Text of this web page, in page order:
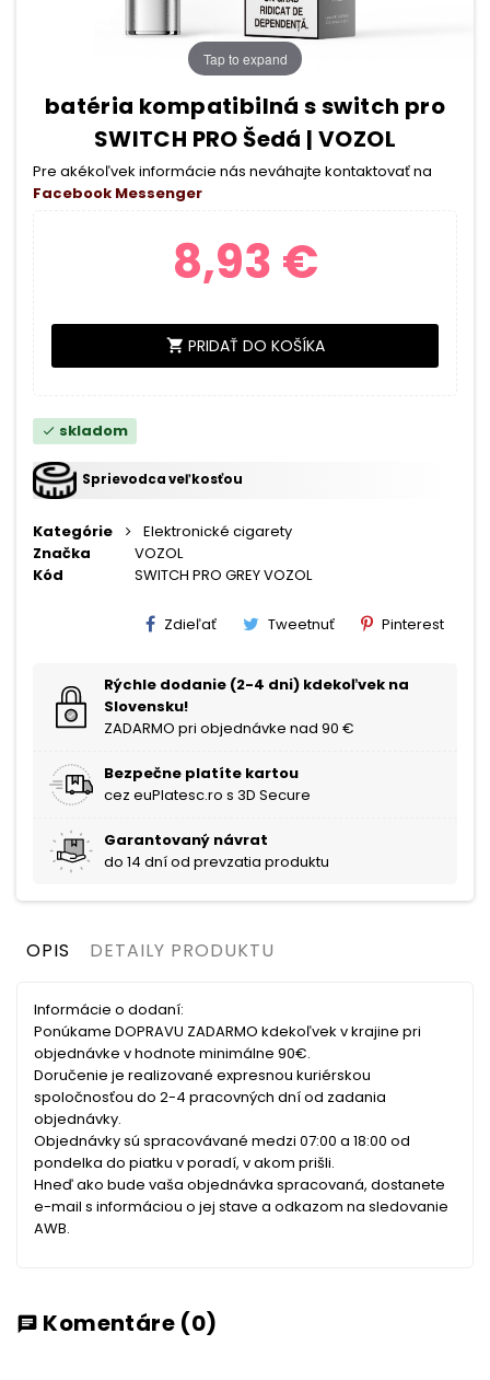
Tap to expand
batéria kompatibilná s switch pro
SWITCH PRO Šedá | VOZOL
Pre akékoľvek informácie nás neváhajte kontaktovať na
Facebook Messenger
8,93 €
shopping_cart PRIDAŤ DO KOŠÍKA
check skladom
Sprievodca veľkosťou
Kategórie
Elektronické cigarety
Značka
VOZOL
Kód
SWITCH PRO GREY VOZOL
Zdieľať Tweetnuť Pinterest
Rýchle dodanie (2-4 dni) kdekoľvek na
Slovensku!
ZADARMO pri objednávke nad 90 €
Bezpečne platíte kartou
cez euPlatesc.ro s 3D Secure
Garantovaný návrat
do 14 dní od prevzatia produktu
OPIS DETAILY PRODUKTU
Informácie o dodaní:
Ponúkame DOPRAVU ZADARMO kdekoľvek v krajine pri
objednávke v hodnote minimálne 90€.
Doručenie je realizované expresnou kuriérskou
spoločnosťou do 2-4 pracovných dní od zadania
objednávky.
Objednávky sú spracovávané medzi 07:00 a 18:00 od
pondelka do piatku v poradí, v akom prišli.
Hneď ako bude vaša objednávka spracovaná, dostanete
e-mail s informáciou o jej stave a odkazom na sledovanie
AWB.
chat Komentáre (0)